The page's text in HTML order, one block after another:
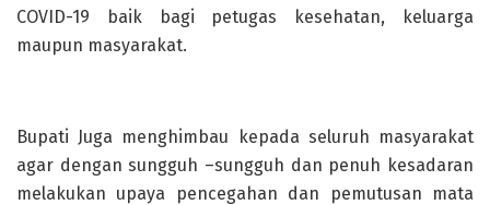
COVID-19 baik bagi petugas kesehatan, keluarga
maupun masyarakat.
Bupati Juga menghimbau kepada seluruh masyarakat
agar dengan sungguh –sungguh dan penuh kesadaran
melakukan upaya pencegahan dan pemutusan mata